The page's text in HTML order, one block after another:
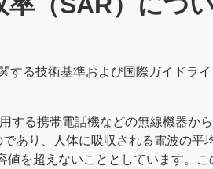
する技術基準および国際ガイドライ
する携帯電話機などの無線機器か
あり、人体に吸収される電波の平
値を超えないこととしています。